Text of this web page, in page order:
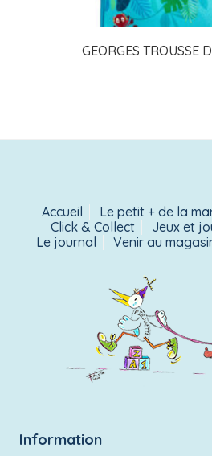
GEORGES TROUSSE
Accueil
Le petit + de la
Click & Collect
Jeux et
Le journal
Venir au
Information